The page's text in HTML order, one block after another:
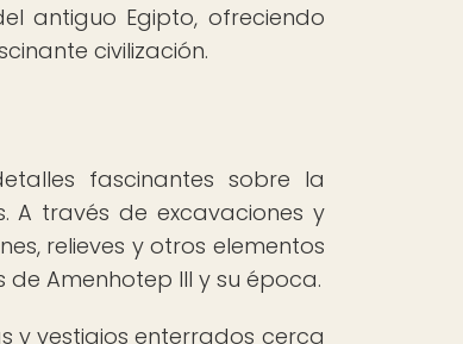
antiguo Egipto, ofreciendo
civilización.
fascinantes sobre la
A través de excavaciones y
relieves y otros elementos
Amenhotep III y su época.
y vestigios enterrados cerca